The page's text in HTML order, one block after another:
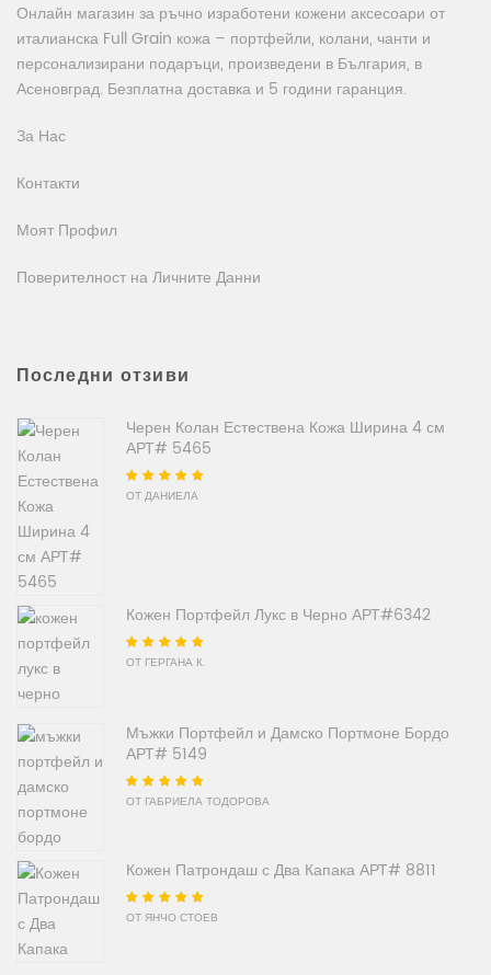
Онлайн магазин за ръчно изработени кожени аксесоари от
италианска Full Grain кожа – портфейли, колани, чанти и
персонализирани подаръци, произведени в България, в
Асеновград. Безплатна доставка и 5 години гаранция.
За Нас
Контакти
Моят Профил
Поверителност на Личните Данни
Последни отзиви
Черен Колан Естествена Кожа Ширина 4 см
АРТ# 5465
Оценено на5
ОТ ДАНИЕЛА
Кожен Портфейл Лукс в Черно АРТ#6342
Оценено на 5
ОТ ГЕРГАНА К.
Мъжки Портфейл и Дамско Портмоне Бордо
АРТ# 5149
Оценено на5 от
ОТ ГАБРИЕЛА ТОДОРОВА
Кожен Патрондаш с Два Капака АРТ# 8811
Оценено на5от
ОТ ЯНЧО СТОЕВ